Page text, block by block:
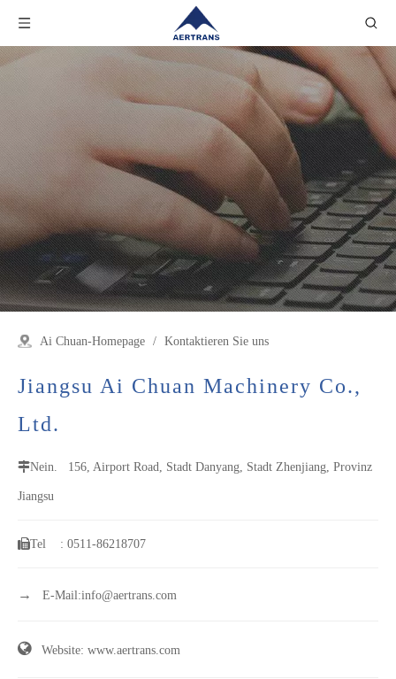
Ai Chuan-Homepage / Kontaktieren Sie uns
Jiangsu Ai Chuan Machinery Co.,
Ltd.
Nein. 156, Airport Road, Stadt Danyang, Stadt Zhenjiang, Provinz
Jiangsu
Tel : 0511-86218707
→ E-Mail:info@aertrans.com
 Website: www.aertrans.com